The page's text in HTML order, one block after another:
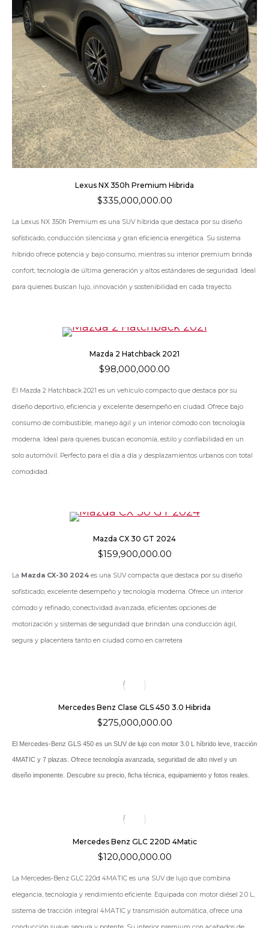
Lexus NX 350h Premium Hibrida
$335,000,000.00
La Lexus NX 350h Premium es una SUV híbrida que destaca por su diseño
sofisticado, conducción silenciosa y gran eficiencia energética. Su sistema
híbrido ofrece potencia y bajo consumo, mientras su interior premium brinda
confort, tecnología de última generación y altos estándares de seguridad. Ideal
para quienes buscan lujo, innovación y sostenibilidad en cada trayecto.
Mazda 2 Hatchback 2021
$98,000,000.00
El Mazda 2 Hatchback 2021 es un vehículo compacto que destaca por su
diseño deportivo, eficiencia y excelente desempeño en ciudad. Ofrece bajo
consumo de combustible, manejo ágil y un interior cómodo con tecnología
moderna. Ideal para quienes buscan economía, estilo y confiabilidad en un
solo automóvil. Perfecto para el día a día y desplazamientos urbanos con total
comodidad.
Mazda CX 30 GT 2024
$159,900,000.00
La Mazda CX-30 2024 es una SUV compacta que destaca por su diseño
sofisticado, excelente desempeño y tecnología moderna. Ofrece un interior
cómodo y refinado, conectividad avanzada, eficientes opciones de
motorización y sistemas de seguridad que brindan una conducción ágil,
segura y placentera tanto en ciudad como en carretera
Mercedes Benz Clase GLS 450 3.0 Hibrida
$275,000,000.00
El Mercedes-Benz GLS 450 es un SUV de lujo con motor 3.0 L híbrido leve, tracción
4MATIC y 7 plazas. Ofrece tecnología avanzada, seguridad de alto nivel y un
diseño imponente. Descubre su precio, ficha técnica, equipamiento y fotos reales.
Mercedes Benz GLC 220D 4Matic
$120,000,000.00
La Mercedes‑Benz GLC 220d 4MATIC es una SUV de lujo que combina
elegancia, tecnología y rendimiento eficiente. Equipada con motor diésel 2.0 L,
sistema de tracción integral 4MATIC y transmisión automática, ofrece una